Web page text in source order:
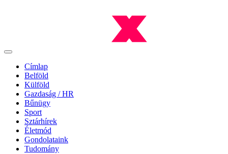
Címlap
Belföld
Külföld
Gazdaság / HR
Bűnügy
Sport
Sztárhírek
Életmód
Gondolataink
Tudomány